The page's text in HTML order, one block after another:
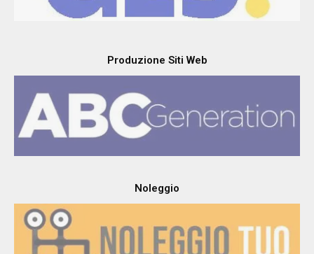
Produzione Siti Web
Noleggio